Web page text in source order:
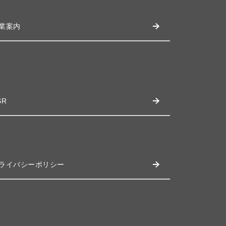
案内
イバシーポリシー